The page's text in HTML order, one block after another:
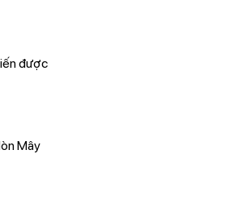
được
Mây